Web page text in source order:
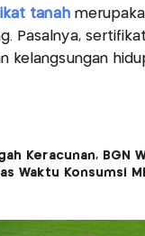
tanah
Pasalnya,
kelangsungan
Keracunan, BGN
Waktu Konsumsi